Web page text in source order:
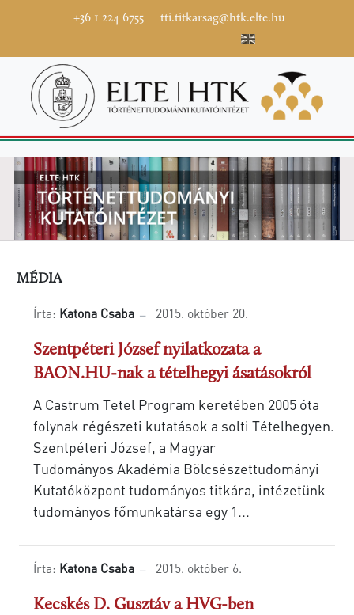
+36 1 224 6755 tti.titkarsag@htk.elte.hu
MÉDIA
Írta: Katona Csaba 2015. október 20.
Szentpéteri József nyilatkozata a
BAON.HU-nak a tételhegyi ásatásokról
A Castrum Tetel Program keretében 2005 óta
folynak régészeti kutatások a solti Tételhegyen.
Szentpéteri József, a Magyar
Tudományos Akadémia Bölcsészettudományi
Kutatóközpont tudományos titkára, intézetünk
tudományos főmunkatársa egy 1...
Írta: Katona Csaba 2015. október 6.
Kecskés D. Gusztáv a HVG-ben